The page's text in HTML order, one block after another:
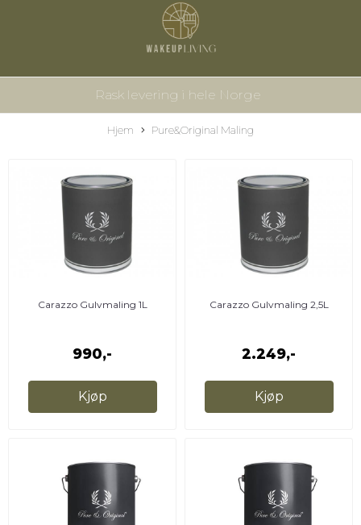
Rask levering i hele Norge
Hjem Pure&Original Maling
Carazzo Gulvmaling 1L
990,-
Kjøp
Carazzo Gulvmaling 2,5L
2.249,-
Kjøp